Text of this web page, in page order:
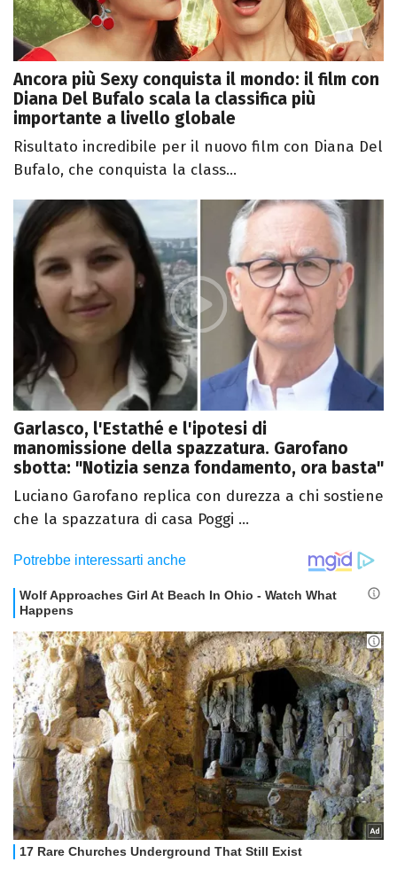
Ancora più Sexy conquista il mondo: il film con
Diana Del Bufalo scala la classifica più
importante a livello globale
Risultato incredibile per il nuovo film con Diana Del
Bufalo, che conquista la class...
Garlasco, l'Estathé e l'ipotesi di
manomissione della spazzatura. Garofano
sbotta: "Notizia senza fondamento, ora basta"
Luciano Garofano replica con durezza a chi sostiene
che la spazzatura di casa Poggi ...